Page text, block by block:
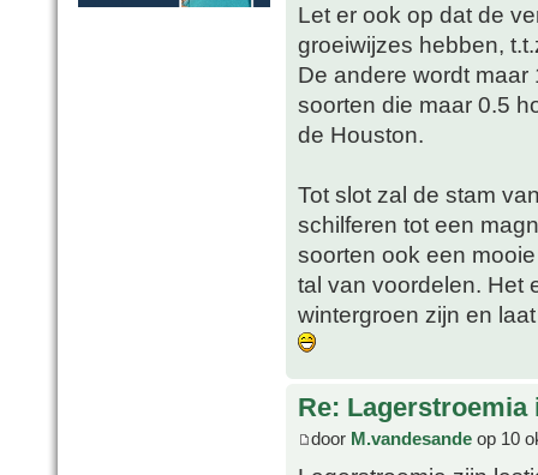
Let er ook op dat de
groeiwijzes hebben,
De andere wordt maar
soorten die maar 0.5
de Houston.
Tot slot zal de stam
schilferen tot een
soorten ook een
tal van voordelen. Het
wintergroen zijn en
Re:
door M.vandesande op 10